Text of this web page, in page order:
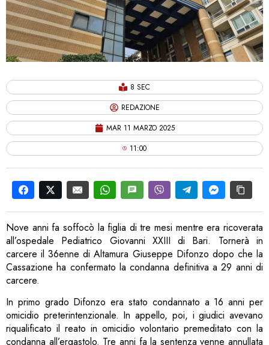
8 SEC
REDAZIONE
MAR 11 MARZO 2025
11:00
Nove anni fa soffocò la figlia di tre mesi mentre era ricoverata
all’ospedale Pediatrico Giovanni XXIII di Bari. Tornerà in
carcere il 36enne di Altamura Giuseppe Difonzo dopo che la
Cassazione ha confermato la condanna definitiva a 29 anni di
carcere.
In primo grado Difonzo era stato condannato a 16 anni per
omicidio preterintenzionale. In appello, poi, i giudici avevano
riqualificato il reato in omicidio volontario premeditato con la
condanna all’ergastolo. Tre anni fa la sentenza venne annullata